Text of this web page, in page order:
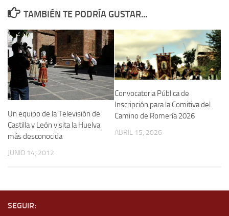
TAMBIÉN TE PODRÍA GUSTAR...
Un equipo de la Televisión de
Castilla y León visita la Huelva
más desconocida
JUNIO 14, 2012
Convocatoria Pública de
Inscripción para la Comitiva del
Camino de Romería 2026
ABRIL 15, 2026
SEGUIR: